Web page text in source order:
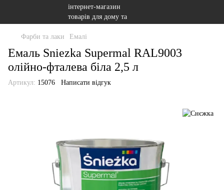
Фарби та лаки Емалі
Емаль Sniezka Supermal RAL9003
олійно-фталева біла 2,5 л
Артикул: 15076 Написати відгук